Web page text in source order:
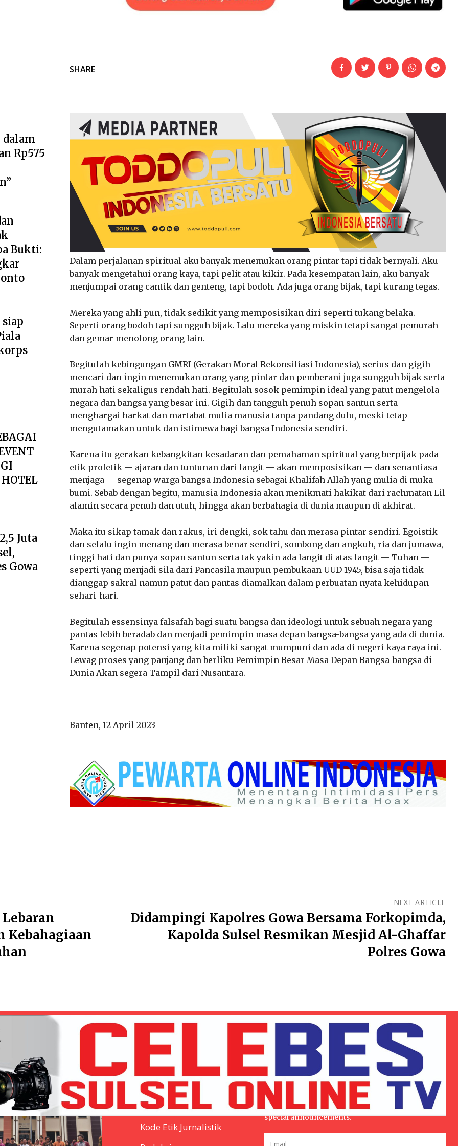
Rp575
Bukti:
Juta
Gowa
SHARE
Dalam perjalanan spiritual aku banyak menemukan orang pintar tapi tidak bernyali. Aku
banyak mengetahui orang kaya, tapi pelit atau kikir. Pada kesempatan lain, aku banyak
menjumpai orang cantik dan genteng, tapi bodoh. Ada juga orang bijak, tapi kurang tegas.
Mereka yang ahli pun, tidak sedikit yang memposisikan diri seperti tukang belaka.
Seperti orang bodoh tapi sungguh bijak. Lalu mereka yang miskin tetapi sangat pemurah
dan gemar menolong orang lain.
Begitulah kebingungan GMRI (Gerakan Moral Rekonsiliasi Indonesia), serius dan gigih
mencari dan ingin menemukan orang yang pintar dan pemberani juga sungguh bijak serta
murah hati sekaligus rendah hati. Begitulah sosok pemimpin ideal yang patut mengelola
negara dan bangsa yang besar ini. Gigih dan tangguh penuh sopan santun serta
menghargai harkat dan martabat mulia manusia tanpa pandang dulu, meski tetap
mengutamakan untuk dan istimewa bagi bangsa Indonesia sendiri.
Karena itu gerakan kebangkitan kesadaran dan pemahaman spiritual yang berpijak pada
etik profetik — ajaran dan tuntunan dari langit — akan memposisikan — dan senantiasa
menjaga — segenap warga bangsa Indonesia sebagai Khalifah Allah yang mulia di muka
bumi. Sebab dengan begitu, manusia Indonesia akan menikmati hakikat dari rachmatan Lil
alamin secara penuh dan utuh, hingga akan berbahagia di dunia maupun di akhirat.
Maka itu sikap tamak dan rakus, iri dengki, sok tahu dan merasa pintar sendiri. Egoistik
dan selalu ingin menang dan merasa benar sendiri, sombong dan angkuh, ria dan jumawa,
tinggi hati dan punya sopan santun serta tak yakin ada langit di atas langit — Tuhan —
seperti yang menjadi sila dari Pancasila maupun pembukaan UUD 1945, bisa saja tidak
dianggap sakral namun patut dan pantas diamalkan dalam perbuatan nyata kehidupan
sehari-hari.
Begitulah essensinya falsafah bagi suatu bangsa dan ideologi untuk sebuah negara yang
pantas lebih beradab dan menjadi pemimpin masa depan bangsa-bangsa yang ada di dunia.
Karena segenap potensi yang kita miliki sangat mumpuni dan ada di negeri kaya raya ini.
Lewag proses yang panjang dan berliku Pemimpin Besar Masa Depan Bangsa-bangsa di
Dunia Akan segera Tampil dari Nusantara.
Banten, 12 April 2023
Kebahagiaan
NEXT ARTICLE
Didampingi Kapolres Gowa Bersama Forkopimda,
Kapolda Sulsel Resmikan Mesjid Al-Ghaffar
Polres Gowa
Privacy Policy
Pedoman Media Siber
Kode Etik Jurnalistik
Subscribe to our stories
To be updated with all the latest news, offers and
special announcements.